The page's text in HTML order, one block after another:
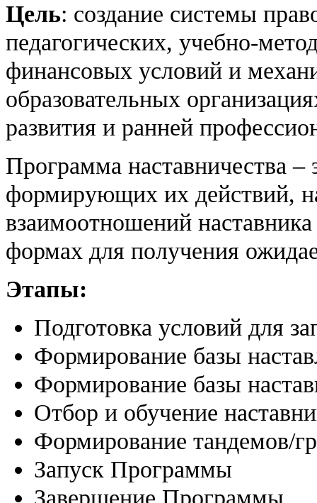
Цель: создание системы
педагогических, учебно-
финансовых условий и
образовательных
развития и ранней
Программа наставничества
формирующих их действий,
взаимоотношений
формах для получения
Этапы:
Подготовка условий для
Формирование базы
Формирование базы
Отбор и обучение
Формирование тандемов/
Запуск Программы